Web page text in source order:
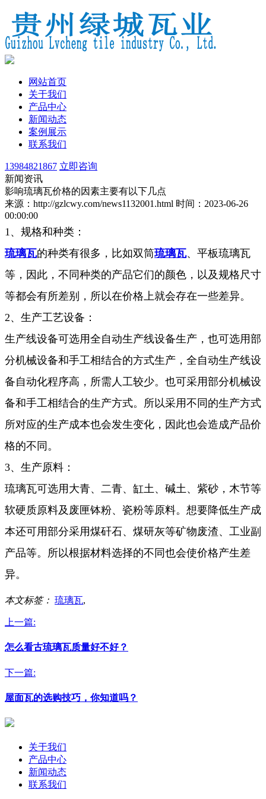
网站首页
关于我们
产品中心
新闻动态
案例展示
联系我们
13984821867 立即咨询
新闻资讯
影响琉璃瓦价格的因素主要有以下几点
来源：http://gzlcwy.com/news1132001.html 时间：2023-06-26
00:00:00
1、规格和种类：
琉璃瓦的种类有很多，比如双筒琉璃瓦、平板琉璃瓦
等，因此，不同种类的产品它们的颜色，以及规格尺寸
等都会有所差别，所以在价格上就会存在一些差异。
2、生产工艺设备：
生产线设备可选用全自动生产线设备生产，也可选用部
分机械设备和手工相结合的方式生产，全自动生产线设
备自动化程序高，所需人工较少。也可采用部分机械设
备和手工相结合的生产方式。所以采用不同的生产方式
所对应的生产成本也会发生变化，因此也会造成产品价
格的不同。
3、生产原料：
琉璃瓦可选用大青、二青、缸土、碱土、紫砂，木节等
软硬质原料及废匣钵粉、瓷粉等原料。想要降低生产成
本还可用部分采用煤矸石、煤研灰等矿物废渣、工业副
产品等。所以根据材料选择的不同也会使价格产生差
异。
本文标签： 琉璃瓦,
上一篇:
怎么看古琉璃瓦质量好不好？
下一篇:
屋面瓦的选购技巧，你知道吗？
关于我们
产品中心
新闻动态
联系我们